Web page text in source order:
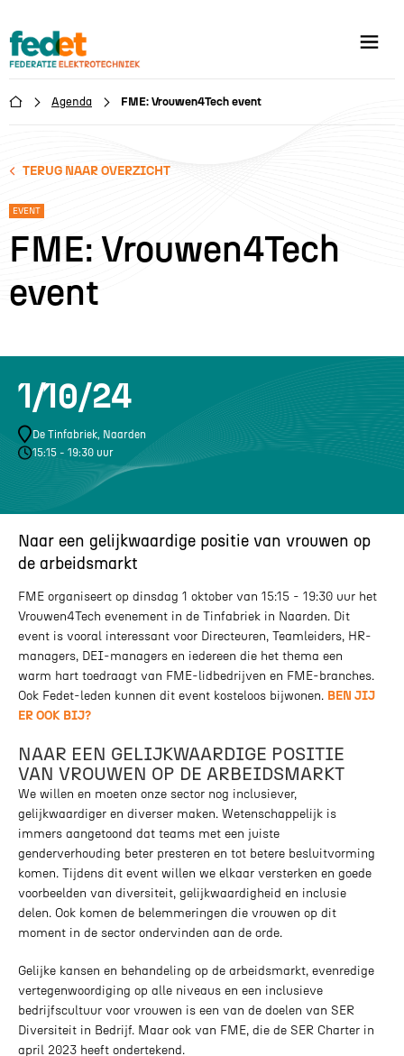
 Agenda FME: Vrouwen4Tech event
TERUG NAAR OVERZICHT
EVENT
FME: Vrouwen4Tech
event
1/10/24
De Tinfabriek, Naarden
15:15 - 19:30 uur
Naar een gelijkwaardige positie van vrouwen op
de arbeidsmarkt
FME organiseert op dinsdag 1 oktober van 15:15 - 19:30 uur het
Vrouwen4Tech evenement in de Tinfabriek in Naarden. Dit
event is vooral interessant voor Directeuren, Teamleiders, HR-
managers, DEI-managers en iedereen die het thema een
warm hart toedraagt van FME-lidbedrijven en FME-branches.
Ook Fedet-leden kunnen dit event kosteloos bijwonen. BEN JIJ
ER OOK BIJ?
NAAR EEN GELIJKWAARDIGE POSITIE
VAN VROUWEN OP DE ARBEIDSMARKT
We willen en moeten onze sector nog inclusiever,
gelijkwaardiger en diverser maken. Wetenschappelijk is
immers aangetoond dat teams met een juiste
genderverhouding beter presteren en tot betere besluitvorming
komen. Tijdens dit event willen we elkaar versterken en goede
voorbeelden van diversiteit, gelijkwaardigheid en inclusie
delen. Ook komen de belemmeringen die vrouwen op dit
moment in de sector ondervinden aan de orde.
Gelijke kansen en behandeling op de arbeidsmarkt, evenredige
vertegenwoordiging op alle niveaus en een inclusieve
bedrijfscultuur voor vrouwen is een van de doelen van SER
Diversiteit in Bedrijf. Maar ook van FME, die de SER Charter in
april 2023 heeft ondertekend.